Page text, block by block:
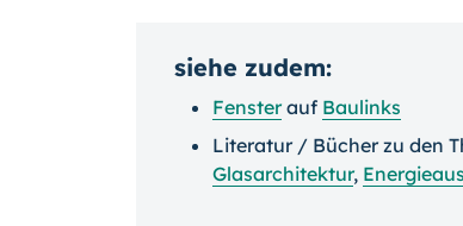
siehe zudem:
Fensterauf Baulinks
Literatur / Bücher zu den
Glasarchitektur,